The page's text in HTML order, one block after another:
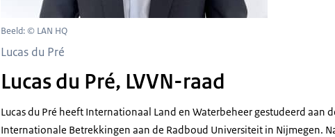
Beeld: © LAN HQ
Lucas du Pré
Lucas du Pré, LVVN-raad
Lucas du Pré heeft Internationaal Land en Waterbeheer gestudeerd aan
Internationale Betrekkingen aan de Radboud Universiteit in Nijmegen.